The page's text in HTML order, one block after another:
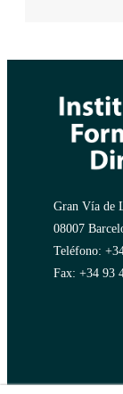
Gran Vía de
08007
Teléfono:
Fax: +34 93